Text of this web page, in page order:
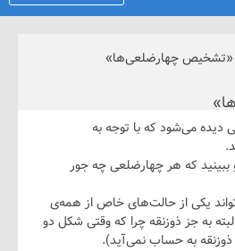
که با توجه به
هر چهارضلعی چه جور
حالت‌های خاص از همه‌ی
چرا که وقتی شکل دو
نمی‌آید).